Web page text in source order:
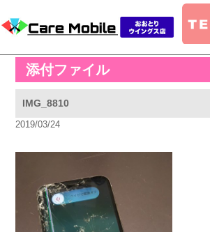
添付ファイル
IMG_8810
2019/03/24